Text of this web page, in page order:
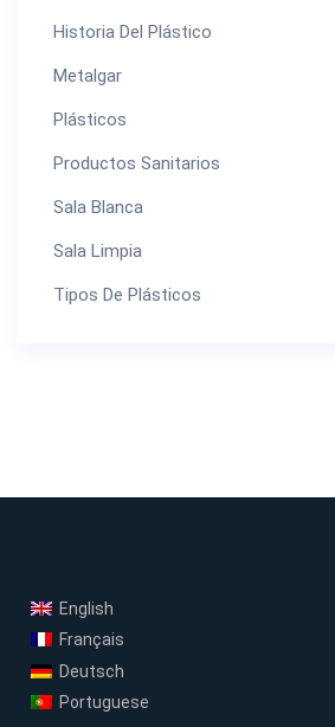
Historia Del Plástico
Metalgar
Plásticos
Productos Sanitarios
Sala Blanca
Sala Limpia
Tipos De Plásticos
English
Français
Deutsch
Portuguese